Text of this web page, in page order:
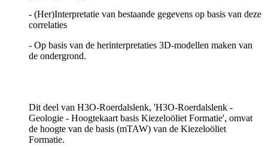
- (Her)Interpretatie van bestaande gegevens op basis van deze
correlaties
- Op basis van de herinterpretaties 3D-modellen maken van
de ondergrond.
Dit deel van H3O-Roerdalslenk, 'H3O-Roerdalslenk -
Geologie - Hoogtekaart basis Kiezeloöliet Formatie', omvat
de hoogte van de basis (mTAW) van de Kiezeloöliet
Formatie.